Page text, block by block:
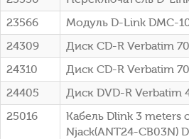
23566
Модуль D-Link DMC-
24309
Диск CD-R Verbatim
24310
Диск CD-R Verbatim
24405
Диск DVD-R Verbatim
25016
Кабель Dlink 3 meters
Njack(ANT24-CB03N)